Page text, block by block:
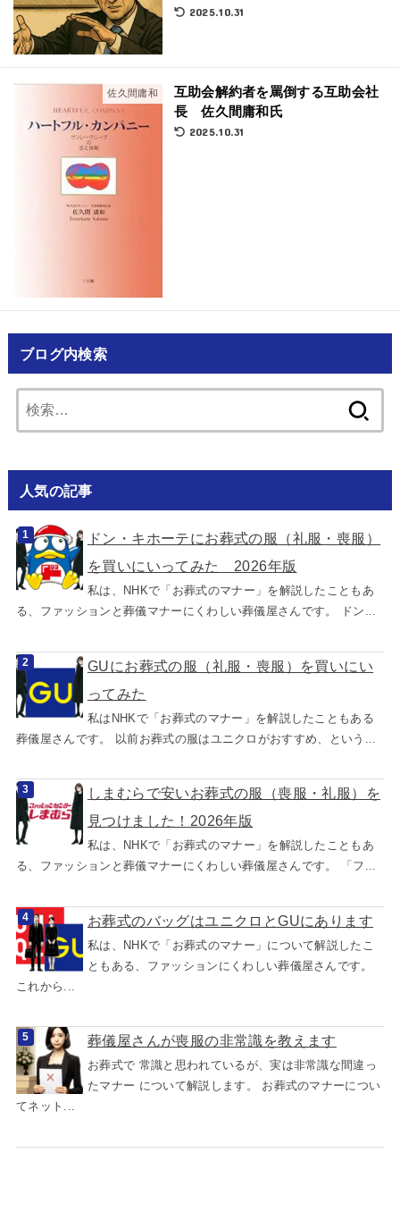
2025.10.31
佐久間庸和
互助会解約者を罵倒する互助会社
長 佐久間庸和氏
2025.10.31
ブログ内検索
索:
人気の記事
ドン・キホーテにお葬式の服（礼服・喪服）
を買いにいってみた 2026年版
私は、NHKで「お葬式のマナー」を解説したこともあ
る、ファッションと葬儀マナーにくわしい葬儀屋さんです。 ドン...
GUにお葬式の服（礼服・喪服）を買いにい
ってみた
私はNHKで「お葬式のマナー」を解説したこともある
葬儀屋さんです。 以前お葬式の服はユニクロがおすすめ、という...
しまむらで安いお葬式の服（喪服・礼服）を
見つけました！2026年版
私は、NHKで「お葬式のマナー」を解説したこともあ
る、ファッションと葬儀マナーにくわしい葬儀屋さんです。 「フ...
お葬式のバッグはユニクロとGUにあります
私は、NHKで「お葬式のマナー」について解説したこ
ともある、ファッションにくわしい葬儀屋さんです。
これから...
葬儀屋さんが喪服の非常識を教えます
お葬式で 常識と思われているが、実は非常識な間違っ
たマナー について解説します。 お葬式のマナーについ
てネット...